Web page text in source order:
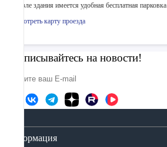
Возле здания имеется удобная бесплатная парковка
Смотреть карту проезда
Подписывайтесь на новости!
Информация